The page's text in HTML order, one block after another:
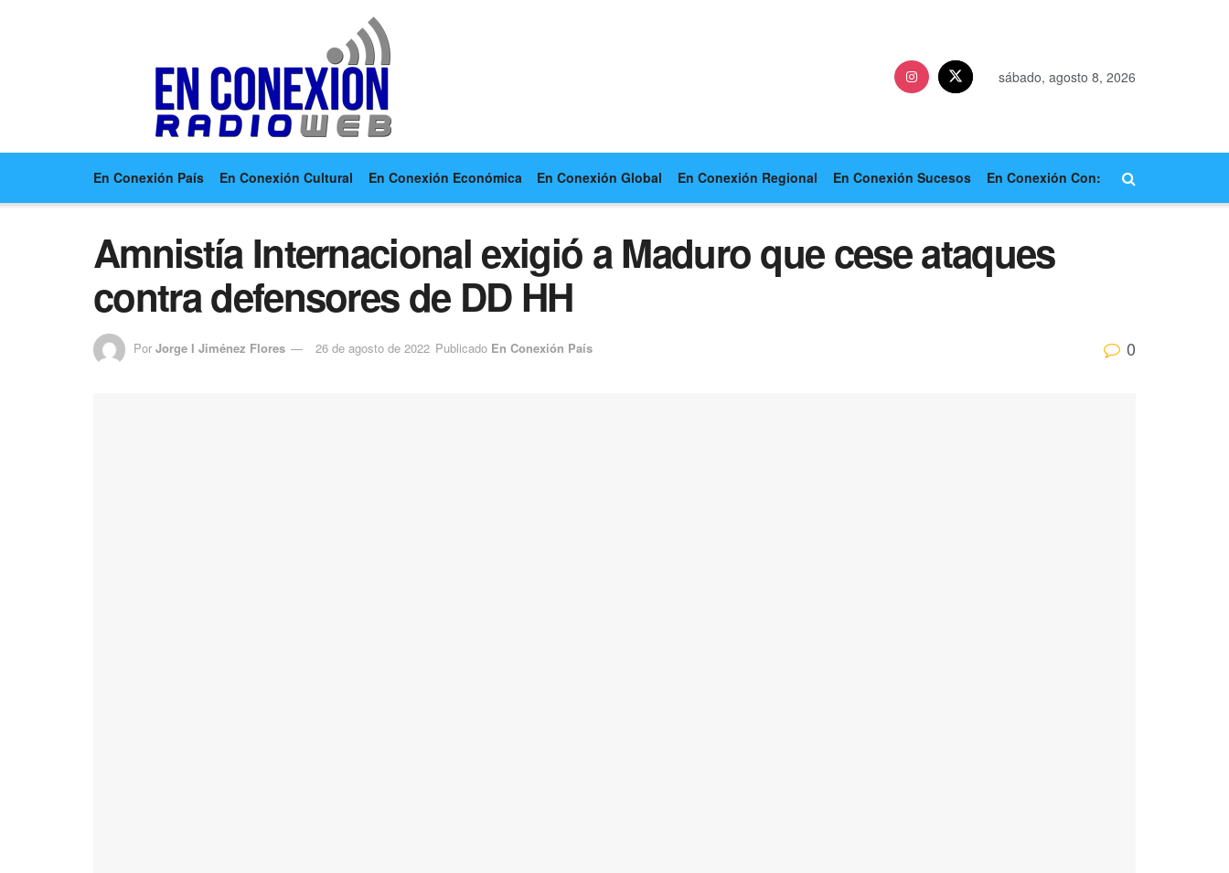
sábado, agosto 8, 2026
En Conexión País En Conexión Cultural En Conexión Económica En Conexión Global En Conexión Regional En Conexión Sucesos En Conexión Con:
Amnistía Internacional exigió a Maduro que cese ataques
contra defensores de DD HH
Por Jorge I Jiménez Flores 26 de agosto de 2022 Publicado En Conexión País 0